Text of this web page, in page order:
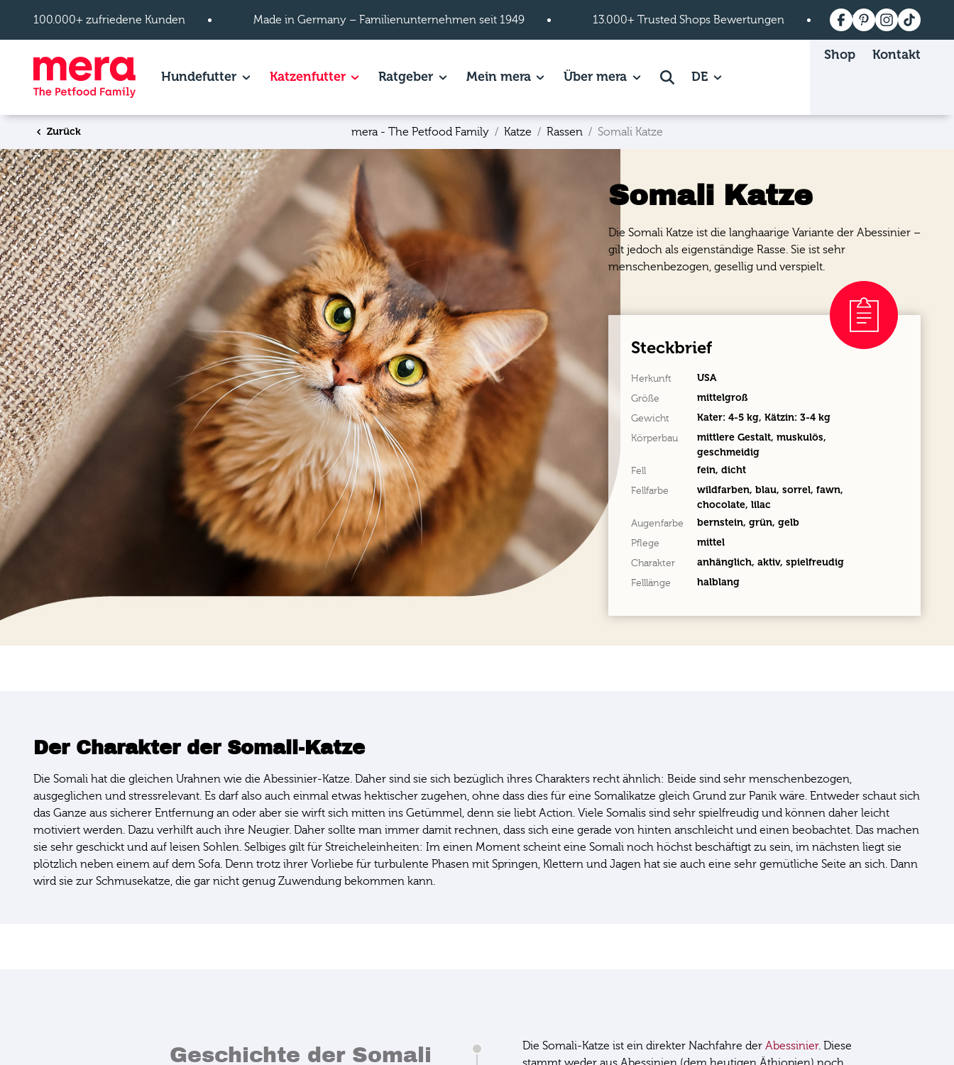
100.000+ zufriedene Kunden
Made in Germany – Familienunternehmen seit 1949 13.000+ Trusted Shops Bewertungen Versandkostenfrei
HundefutterShow subpages of Hundefutter page.
KatzenfutterShow subpages of Katzenfutter page.
RatgeberShow subpages of Ratgeber page.
Mein meraShow subpages of Mein mera page.
Über meraShow subpages of Über mera page.
Suche DE
Shop Kontakt
Zurück mera - The Petfood Family Katze Rassen Somali Katze
Somali Katze
Die Somali Katze ist die langhaarige Variante der Abessinier –
gilt jedoch als eigenständige Rasse. Sie ist sehr
menschenbezogen, gesellig und verspielt.
Steckbrief
Herkunft USA
Größe mittelgroß
Gewicht Kater: 4-5 kg, Kätzin: 3-4 kg
Körperbau
mittlere Gestalt, muskulös,
geschmeidig
Fell fein, dicht
Fellfarbe
wildfarben, blau, sorrel, fawn,
chocolate, lilac
Augenfarbe bernstein, grün, gelb
Pflege mittel
Charakter anhänglich, aktiv, spielfreudig
Felllänge halblang
Der Charakter der Somali-Katze
Die Somali hat die gleichen Urahnen wie die Abessinier-Katze. Daher sind sie sich bezüglich ihres Charakters recht ähnlich: Beide sind sehr menschenbezogen,
ausgeglichen und stressrelevant. Es darf also auch einmal etwas hektischer zugehen, ohne dass dies für eine Somalikatze gleich Grund zur Panik wäre. Entweder schaut sich
das Ganze aus sicherer Entfernung an oder aber sie wirft sich mitten ins Getümmel, denn sie liebt Action. Viele Somalis sind sehr spielfreudig und können daher leicht
motiviert werden. Dazu verhilft auch ihre Neugier. Daher sollte man immer damit rechnen, dass sich eine gerade von hinten anschleicht und einen beobachtet. Das machen
sie sehr geschickt und auf leisen Sohlen. Selbiges gilt für Streicheleinheiten: Im einen Moment scheint eine Somali noch höchst beschäftigt zu sein, im nächsten liegt sie
plötzlich neben einem auf dem Sofa. Denn trotz ihrer Vorliebe für turbulente Phasen mit Springen, Klettern und Jagen hat sie auch eine sehr gemütliche Seite an sich. Dann
wird sie zur Schmusekatze, die gar nicht genug Zuwendung bekommen kann.
Geschichte der Somali Die Somali-Katze ist ein direkter Nachfahre der Abessinier. Diese